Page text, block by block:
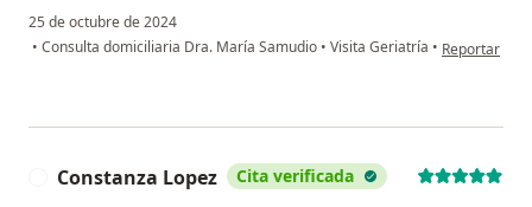
25 de octubre de 2024
• Consulta domiciliaria Dra. María Samudio • Visita Geriatría • en opinión
Reportar
Constanza Lopez Cita verificada